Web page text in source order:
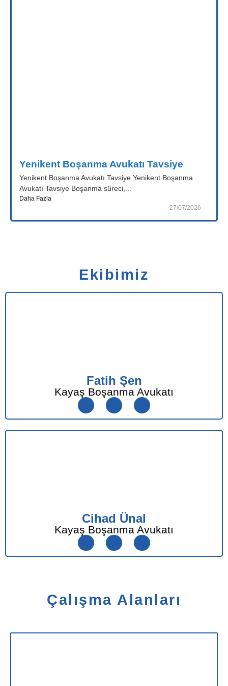
Yenikent Boşanma Avukatı Tavsiye
Yenikent Boşanma Avukatı Tavsiye Yenikent Boşanma
Avukatı Tavsiye Boşanma süreci,...
Daha Fazla
27/07/2026
Ekibimiz
Fatih Şen
Kayaş Boşanma Avukatı
Cihad Ünal
Kayaş Boşanma Avukatı
Çalışma Alanları